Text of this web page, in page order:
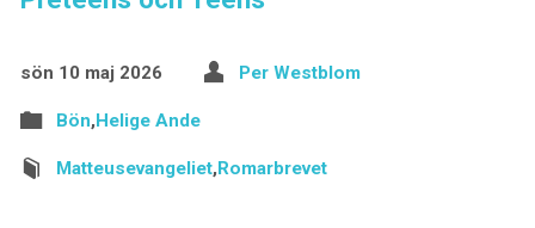
sön 10 maj 2026 Per Westblom
Bön,Helige Ande
Matteusevangeliet,Romarbrevet